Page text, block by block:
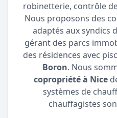
robinetterie, contrôle
Nous proposons des
adaptés aux syndics
gérant des parcs
des résidences avec
Boron. Nous
copropriété à Nice
systèmes de
chauffagistes